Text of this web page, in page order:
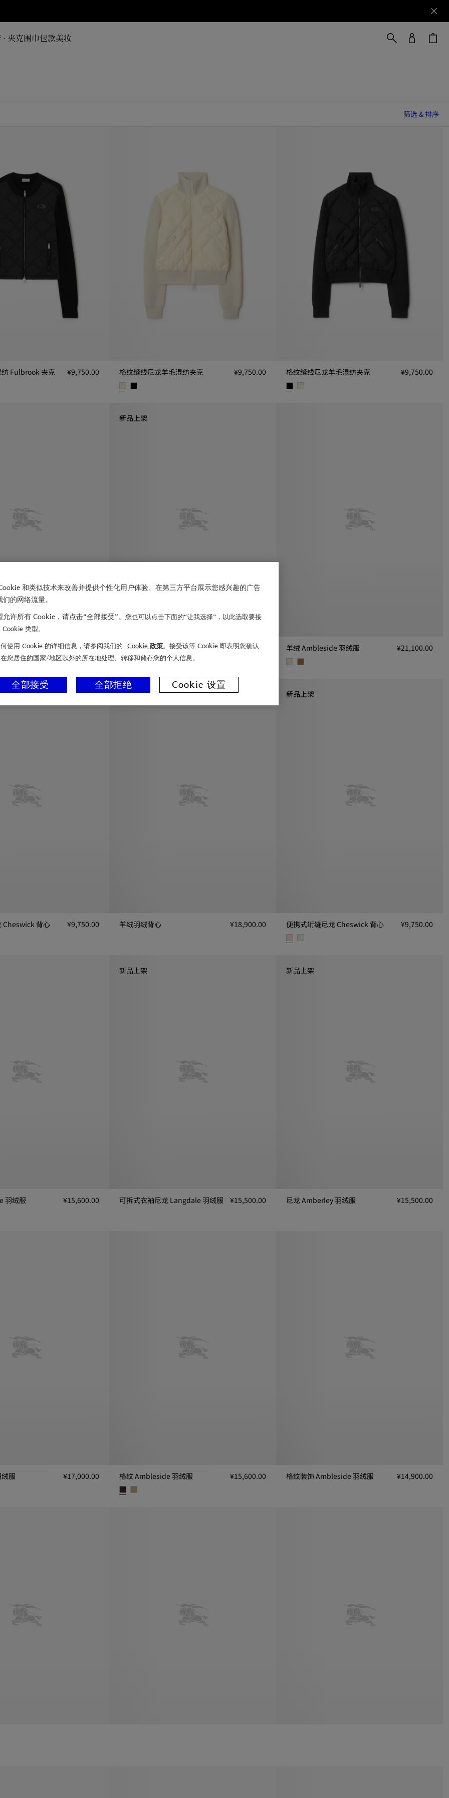
夹克围巾包款美妆
筛选 & 排序
Fulbrook 夹克 ¥9,750.00 格纹缝线尼龙羊毛混纺夹克 ¥9,750.00 格纹缝线尼龙羊毛混纺夹克 ¥9,750.00
¥13,600.00
新品上架
格纹 Ambleside 羽绒服
¥15,600.00
格纹 Ambleside 羽绒服, ¥15,600.00
羊绒 Ambleside 羽绒服 ¥21,100.00
Cheswick 背心 ¥9,750.00 羊绒羽绒背心
¥18,900.00
新品上架
便携式绗缝尼龙 Cheswick 背心 ¥9,750.00
羽绒服 ¥15,600.00
新品上架
可拆式衣袖尼龙 Langdale 羽绒服
¥15,500.00
新品上架
尼龙 Amberley 羽绒服
¥15,500.00
服
¥17,000.00
格纹 Ambleside 羽绒服 ¥15,600.00 格纹装饰 Ambleside 羽绒服
¥14,900.00
和类似技术来改善并提供个性化用户体验、在第三方平台展示您感兴趣的广告
的网络流量。
许所有 Cookie，请点击“全部接受”。 您也可以点击下面的“让我选择”，以此选取要接
类型。
使用 Cookie 的详细信息，请参阅我们的 Cookie 政策。接受该等 Cookie 即表明您确认
您居住的国家/地区以外的所在地处理、转移和储存您的个人信息。
全部拒绝
全部接受 Cookie 设置